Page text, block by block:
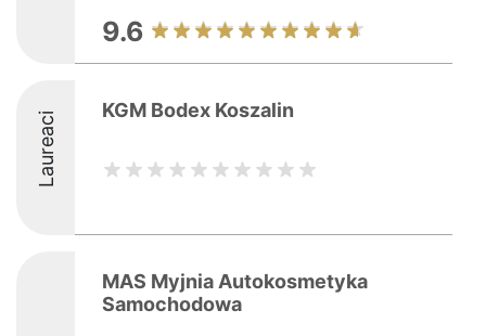
9.6
Laureaci KGM Bodex Koszalin
MAS Myjnia Autokosmetyka
Samochodowa